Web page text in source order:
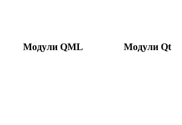
Модули QML
Модули Qt